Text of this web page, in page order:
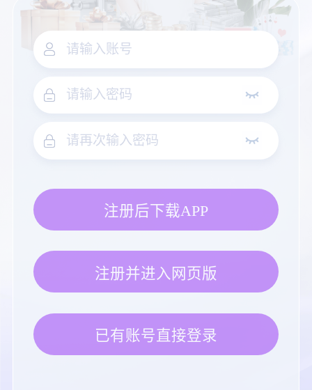
注册后下载APP
注册并进入网页版
已有账号直接登录